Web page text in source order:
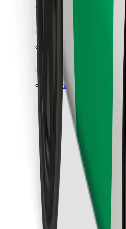
Sicurezza
Fai una corsa in pochi minuti!
Scarica Bolt